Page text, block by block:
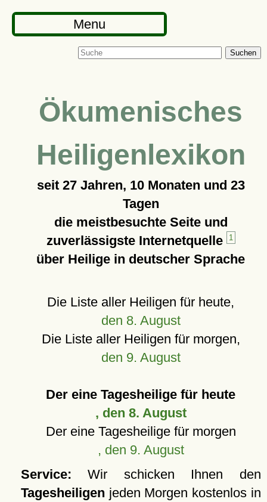
Menu
Suchen
Ökumenisches
Heiligenlexikon
seit 27 Jahren, 10 Monaten und 23
Tagen
die meistbesuchte Seite und
zuverlässigste Internetquelle
1
über Heilige in deutscher Sprache
Die Liste aller Heiligen für heute,
den 8. August
Die Liste aller Heiligen für morgen,
den 9. August
Der eine Tagesheilige für heute
, den 8. August
Der eine Tagesheilige für morgen
, den 9. August
Service: Wir schicken Ihnen den
Tagesheiligen jeden Morgen kostenlos in